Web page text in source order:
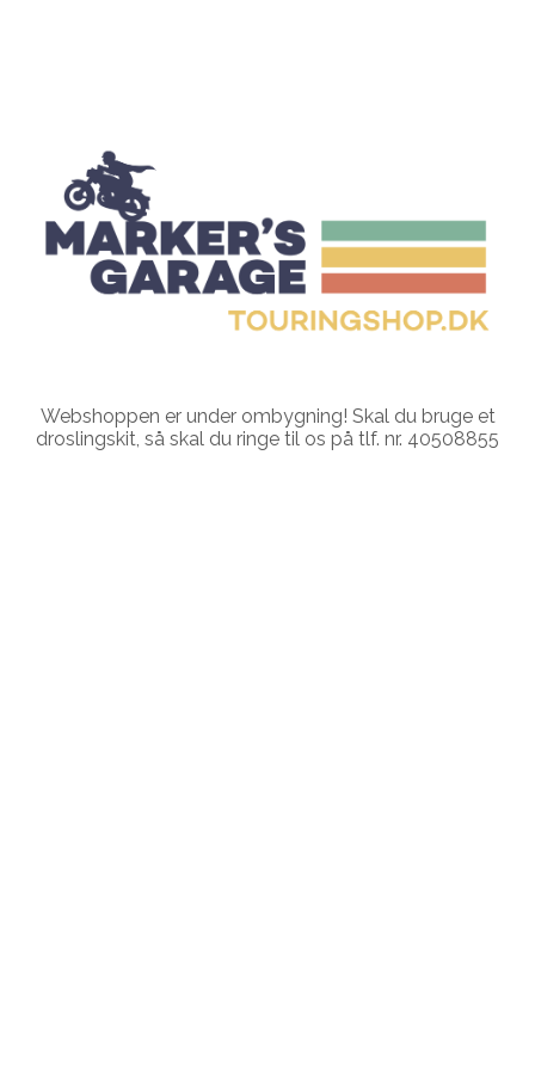
Webshoppen er under ombygning! Skal du bruge et
droslingskit, så skal du ringe til os på tlf. nr. 40508855